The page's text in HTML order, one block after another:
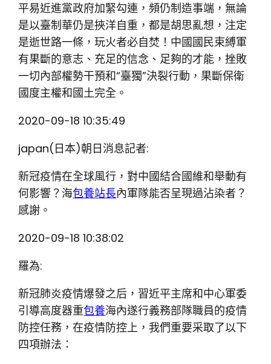
平易近進黨政府加緊勾連，頻仍制造事端，無論
是以臺制華仍是挾洋自重，都是胡思亂想，注定
是逝世路一條，玩火者必自焚！中國國民束縛軍
有果斷的意志、充足的信念、足夠的才能，挫敗
一切內部權勢干預和“臺獨”決裂行動，果斷保衛
國度主權和國土完全。
2020-09-18 10:35:49
japan(日本)朝日消息記者:
新冠疫情在全球風行，對中國結合國維和舉動有
何影響？海包養站長內軍隊能否呈現過沾染者？
感謝。
2020-09-18 10:38:02
羅為:
新冠肺炎疫情爆發之后，習近平主席和中心軍委
引導高度器重包養海內遂行義務部隊職員的疫情
防控任務，在疫情防控上，我們重要采取了以下
四項辦法：